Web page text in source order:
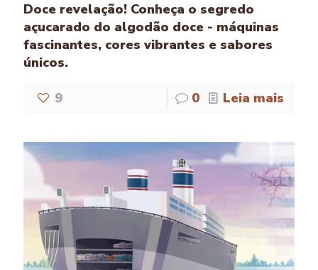
Doce revelação! Conheça o segredo
açucarado do algodão doce - máquinas
fascinantes, cores vibrantes e sabores
únicos.
9 0 Leia mais